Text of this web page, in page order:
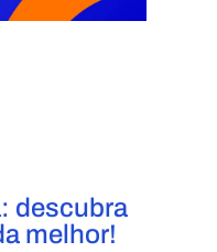
descubra
melhor!